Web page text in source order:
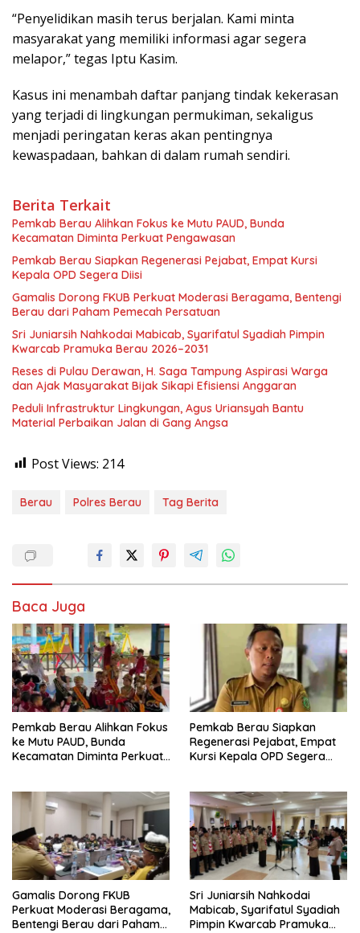
“Penyelidikan masih terus berjalan. Kami minta
masyarakat yang memiliki informasi agar segera
melapor,” tegas Iptu Kasim.
Kasus ini menambah daftar panjang tindak kekerasan
yang terjadi di lingkungan permukiman, sekaligus
menjadi peringatan keras akan pentingnya
kewaspadaan, bahkan di dalam rumah sendiri.
Berita Terkait
Pemkab Berau Alihkan Fokus ke Mutu PAUD, Bunda
Kecamatan Diminta Perkuat Pengawasan
Pemkab Berau Siapkan Regenerasi Pejabat, Empat Kursi
Kepala OPD Segera Diisi
Gamalis Dorong FKUB Perkuat Moderasi Beragama, Bentengi
Berau dari Paham Pemecah Persatuan
Sri Juniarsih Nahkodai Mabicab, Syarifatul Syadiah Pimpin
Kwarcab Pramuka Berau 2026–2031
Reses di Pulau Derawan, H. Saga Tampung Aspirasi Warga
dan Ajak Masyarakat Bijak Sikapi Efisiensi Anggaran
Peduli Infrastruktur Lingkungan, Agus Uriansyah Bantu
Material Perbaikan Jalan di Gang Angsa
Post Views: 214
Berau Polres Berau Tag Berita
Baca Juga
Pemkab Berau Alihkan Fokus
ke Mutu PAUD, Bunda
Kecamatan Diminta Perkuat
Pemkab Berau Siapkan
Regenerasi Pejabat, Empat
Kursi Kepala OPD Segera
Gamalis Dorong FKUB
Perkuat Moderasi Beragama,
Bentengi Berau dari Paham
Sri Juniarsih Nahkodai
Mabicab, Syarifatul Syadiah
Pimpin Kwarcab Pramuka